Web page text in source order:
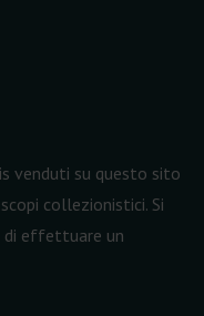
venduti su questo sito
collezionistici. Si
di effettuare un